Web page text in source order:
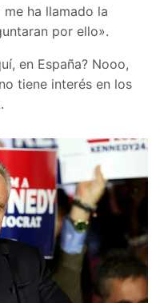
ha llamado la
por ello».
en España? Nooo,
tiene interés en los